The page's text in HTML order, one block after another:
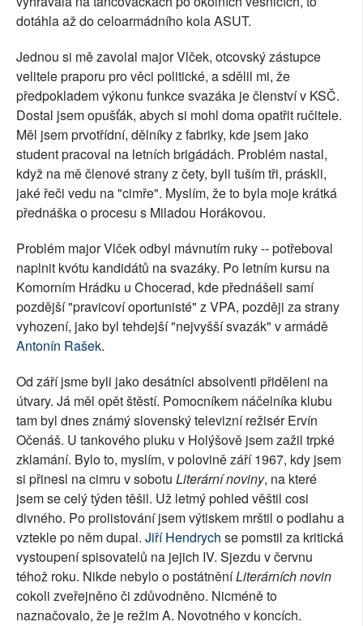
dotáhla až do celoarmádního kola ASUT.
Jednou si mě zavolal major Vlček, otcovský zástupce
velitele praporu pro věci politické, a sdělil mi, že
předpokladem výkonu funkce svazáka je členství v KSČ.
Dostal jsem opušťák, abych si mohl doma opatřit ručitele.
Měl jsem prvotřídní, dělníky z fabriky, kde jsem jako
student pracoval na letních brigádách. Problém nastal,
když na mě členové strany z čety, byli tuším tři, práskli,
jaké řeči vedu na "cimře". Myslím, že to byla moje krátká
přednáška o procesu s Miladou Horákovou.
Problém major Vlček odbyl mávnutím ruky -- potřeboval
naplnit kvótu kandidátů na svazáky. Po letním kursu na
Komorním Hrádku u Chocerad, kde přednášeli samí
pozdější "pravicoví oportunisté" z VPA, později za strany
vyhození, jako byl tehdejší "nejvyšší svazák" v armádě
Antonín Rašek.
Od září jsme byli jako desátníci absolventi přiděleni na
útvary. Já měl opět štěstí. Pomocníkem náčelníka klubu
tam byl dnes známý slovenský televizní režisér Ervín
Očenáš. U tankového pluku v Holýšově jsem zažil trpké
zklamání. Bylo to, myslím, v polovině září 1967, kdy jsem
si přinesl na cimru v sobotu Literární noviny, na které
jsem se celý týden těšil. Už letmý pohled věštil cosi
divného. Po prolistování jsem výtiskem mrštil o podlahu a
vztekle po něm dupal. Jiří Hendrych se pomstil za kritická
vystoupení spisovatelů na jejich IV. Sjezdu v červnu
téhož roku. Nikde nebylo o postátněníLiterárních novin
cokoli zveřejněno či zdůvodněno. Nicméně to
naznačovalo, že je režim A. Novotného v koncích.